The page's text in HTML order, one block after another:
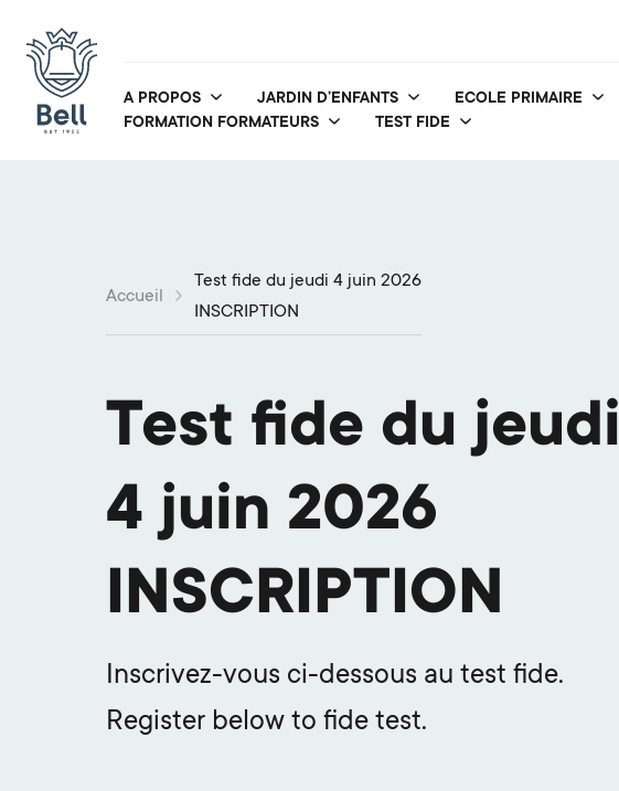
A PROPOS JARDIN D’ENFANTS ECOLE PRIMAIRE
FORMATION FORMATEURS
TEST FIDE
Accueil
Test fide du jeudi 4 juin 2026
INSCRIPTION
Test fide du jeudi
4 juin 2026
INSCRIPTION
Inscrivez-vous ci-dessous au test fide.
Register below to fide test.